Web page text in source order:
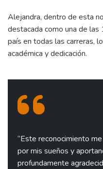
Alejandra, dentro de esta
destacada como una de
país en todas las carreras,
académica y dedicación.
“Este reconocimiento
por mis sueños y
profundamente